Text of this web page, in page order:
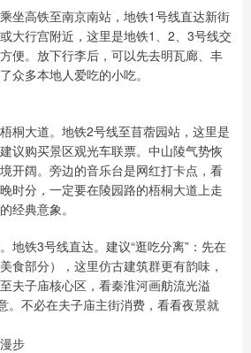
坐高铁至南京南站，地铁1号线直达新街
大行宫附近，这里是地铁1、2、3号线交
便。放下行李后，可以先去明瓦廊、丰
众多本地人爱吃的小吃。
大道。地铁2号线至苜蓿园站，这里是
议购买景区观光车联票。中山陵气势恢
开阔。旁边的音乐台是网红打卡点，看
时分，一定要在陵园路的梧桐大道上走
经典意象。
地铁3号线直达。建议“逛吃分离”：先在
食部分），这里仿古建筑群更有韵味，
夫子庙核心区，看秦淮河画舫流光溢
。不必在夫子庙主街消费，看看夜景就
步